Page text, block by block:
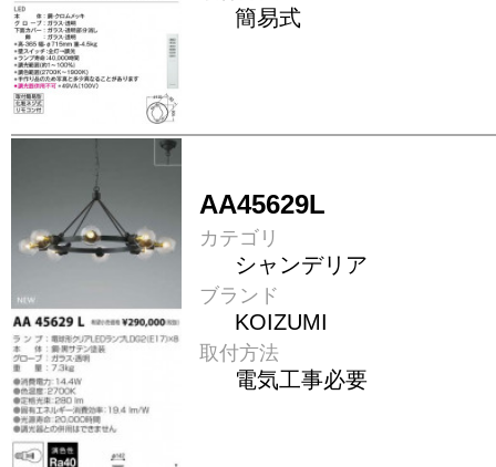
簡易式
AA45629L
カテゴリ
シャンデリア
ブランド
KOIZUMI
取付方法
電気工事必要